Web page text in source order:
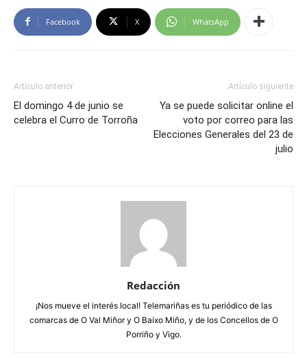
Facebook X WhatsApp
Artículo anterior
El domingo 4 de junio se
celebra el Curro de Torroña
Artículo siguiente
Ya se puede solicitar online el
voto por correo para las
Elecciones Generales del 23 de
julio
Redacción
¡Nos mueve el interés local! Telemariñas es tu periódico de las
comarcas de O Val Miñor y O Baixo Miño, y de los Concellos de O
Porriño y Vigo.